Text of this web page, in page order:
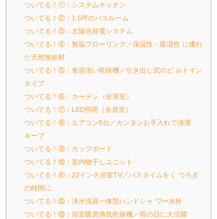
ついてる！①：システムキッチン
ついてる！②：1.5坪のバスルーム
ついてる！③：太陽光発電システム
ついてる！④：無垢フローリング／保温性・吸湿性 に優れ
た天然無垢材
ついてる！⑤：食器洗い乾燥機／引き出し式のビ ルトイン
タイプ
ついてる！⑥：カーテン（全居室）
ついてる！⑦：LED照明（全居室）
ついてる！⑧：エアコン5台／カンタンお手入れで清潔
キープ
ついてる！⑨：カップボード
ついてる！⑩：室内物干しユニット
ついてる！⑪：22インチ浴室TV／バスタイムをく つろぎ
の時間に
ついてる！⑫：浄水洗器一体型ハンドシャ ワー水栓
ついてる！⑬：浴室暖房換気乾燥機／雨の日に大活躍